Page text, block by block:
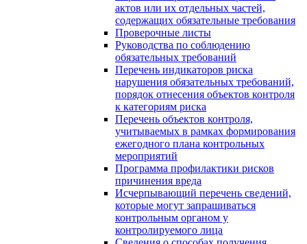
актов или их отдельных частей,
содержащих обязательные требования
Проверочные листы
Руководства по соблюдению
обязательных требований
Перечень индикаторов риска
нарушения обязательных требований,
порядок отнесения объектов контроля
к категориям риска
Перечень объектов контроля,
учитываемых в рамках формирования
ежегодного плана контрольных
мероприятий
Программа профилактики рисков
причинения вреда
Исчерпывающий перечень сведений,
которые могут запрашиваться
контрольным органом у
контролируемого лица